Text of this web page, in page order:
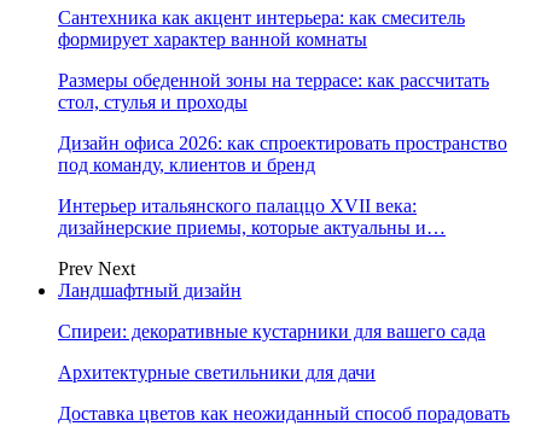
Сантехника как акцент интерьера: как смеситель
формирует характер ванной комнаты
Размеры обеденной зоны на террасе: как рассчитать
стол, стулья и проходы
Дизайн офиса 2026: как спроектировать пространство
под команду, клиентов и бренд
Интерьер итальянского палаццо XVII века:
дизайнерские приемы, которые актуальны и…
Prev Next
Ландшафтный дизайн
Спиреи: декоративные кустарники для вашего сада
Архитектурные светильники для дачи
Доставка цветов как неожиданный способ порадовать